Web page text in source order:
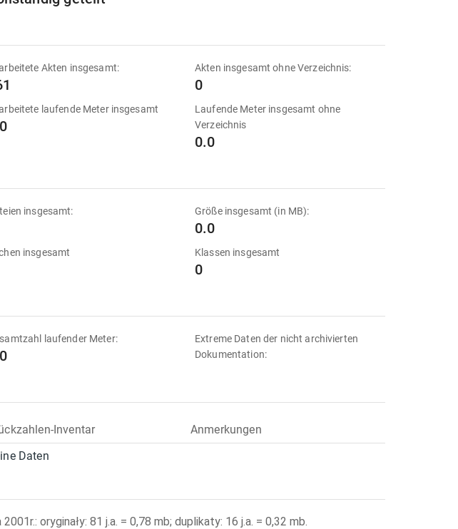
Akten insgesamt: Akten insgesamt ohne Verzeichnis:
0
laufende Meter insgesamt
Laufende Meter insgesamt ohne
Verzeichnis
0.0
insgesamt: Größe insgesamt (in MB):
0.0
insgesamt Klassen insgesamt
0
laufender Meter:
Extreme Daten der nicht archivierten
Dokumentation:
Inventar
Anmerkungen
Daten
oryginały: 81 j.a. = 0,78 mb; duplikaty: 16 j.a. = 0,32 mb.